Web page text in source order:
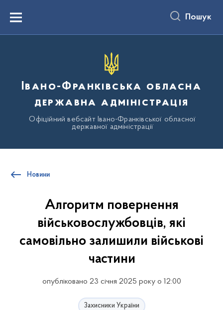
вмістуMenu Пошук
Івано-Франківська обласна
державна адміністрація
Офіційний вебсайт Івано-Франківської обласної
державної адміністрації
Новини
Алгоритм повернення
військовослужбовців, які
самовільно залишили військові
частини
опубліковано 23 січня 2025 року о 12:00
Захисники України